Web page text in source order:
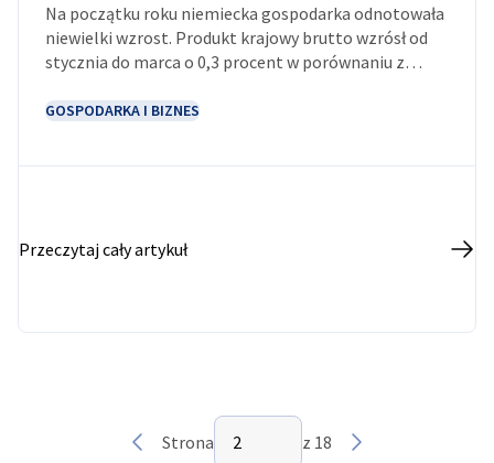
Na początku roku niemiecka gospodarka odnotowała
niewielki wzrost. Produkt krajowy brutto wzrósł od
stycznia do marca o 0,3 procent w porównaniu z
danych poinformował w 30 kwietnia br. Federalny
GOSPODARKA I BIZNES
Przeczytaj cały artykuł
Strona 2 z 18
Poprzednia
Strona
Wybierz stronę
2 z 18
Następna